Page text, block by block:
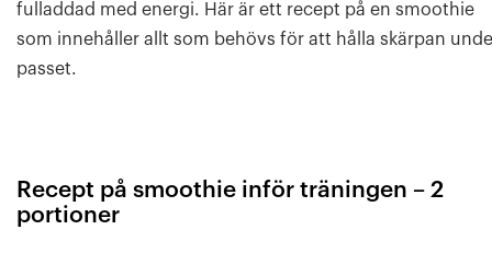
fulladdad med energi. Här är ett recept på en smoothie
som innehåller allt som behövs för att hålla skärpan
passet.
Recept på smoothie inför träningen – 2
portioner